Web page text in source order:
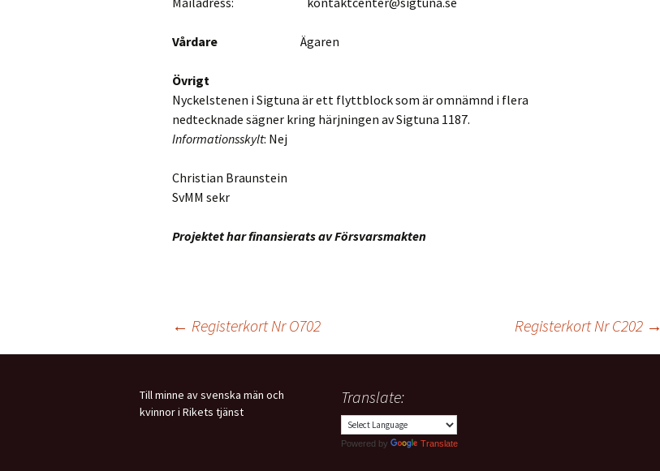
Vårdare Ägaren
Övrigt
Nyckelstenen i Sigtuna är ett flyttblock som är omnämnd i flera
nedtecknade sägner kring härjningen av Sigtuna 1187.
Informationsskylt: Nej
Christian Braunstein
SvMM sekr
Projektet har finansierats av Försvarsmakten
Inläggsnavigering
← Registerkort Nr O702 Registerkort Nr C202 →
Till minne av svenska män och
kvinnor i Rikets tjänst
Translate:
Powered by Translate